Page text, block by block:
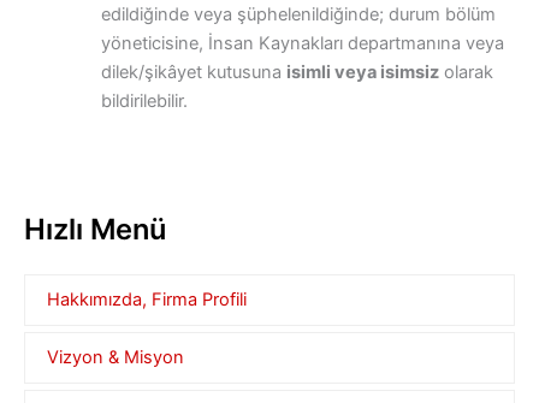
Hızlı Menü
Hakkımızda, Firma Profili
Vizyon & Misyon
edildiğinde veya şüphelenildiğinde; durum bölüm
yöneticisine, İnsan Kaynakları departmanına veya
dilek/şikâyet kutusuna isimli veya isimsizolarak
bildirilebilir.